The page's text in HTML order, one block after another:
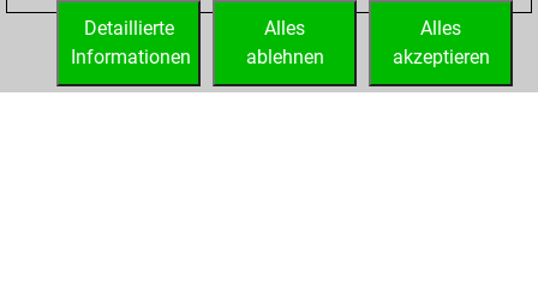
your Fritz account
Alles
akzeptieren
Alles
ablehnen
Detaillierte
Informationen